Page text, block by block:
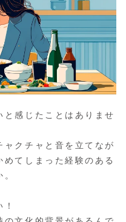
感じたことはありませ
クチャと音を立てなが
てしまった経験のある